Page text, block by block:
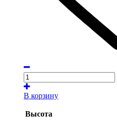
В корзину
Высота